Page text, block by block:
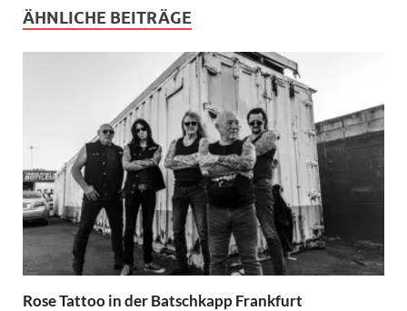
ÄHNLICHE BEITRÄGE
Rose Tattoo in der Batschkapp Frankfurt